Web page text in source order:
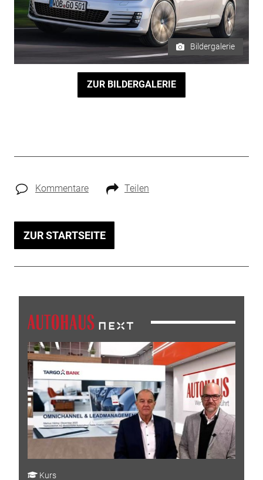
Bildergalerie
ZUR BILDERGALERIE
Kommentare Teilen
ZUR STARTSEITE
Kurs